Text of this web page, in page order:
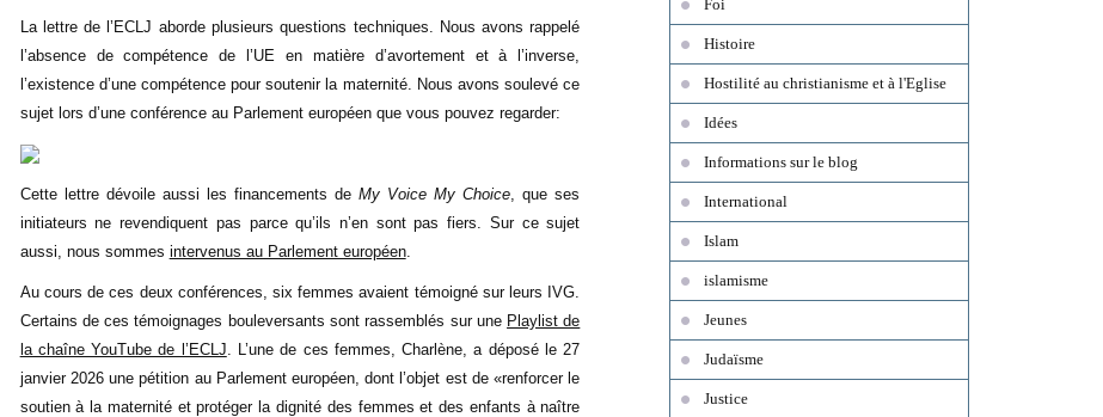
La lettre de l’ECLJ aborde plusieurs questions techniques. Nous avons rappelé
l’absence de compétence de l’UE en matière d’avortement et à l’inverse,
l’existence d’une compétence pour soutenir la maternité. Nous avons soulevé ce
sujet lors d’une conférence au Parlement européen que vous pouvez regarder:
Cette lettre dévoile aussi les financements deMy Voice My Choice , que ses
initiateurs ne revendiquent pas parce qu’ils n’en sont pas fiers. Sur ce sujet
aussi, nous sommes intervenus au Parlement européen.
Au cours de ces deux conférences, six femmes avaient témoigné sur leurs IVG.
Certains de ces témoignages bouleversants sont rassemblés sur une Playlist de
la chaîne YouTube de l’ECLJ . L’une de ces femmes, Charlène, a déposé le 27
janvier 2026 une pétition au Parlement européen, dont l’objet est de «renforcer le
soutien à la maternité et protéger la dignité des femmes et des enfants à naître
Foi
Histoire
Hostilité au christianisme et à l'Eglise
Idées
Informations sur le blog
International
Islam
islamisme
Jeunes
Judaïsme
Justice